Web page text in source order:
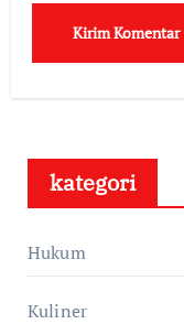
kategori
Hukum
Kuliner